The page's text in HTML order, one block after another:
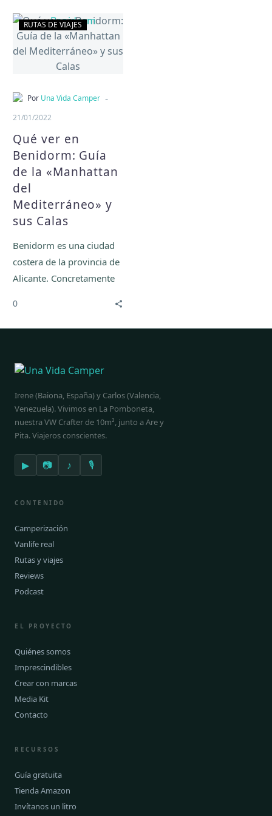
Qué
ver
en
Benidorm:
de
del
Mediterráneo»
y
Calas
RUTAS DE VIAJES
Por Una Vida Camper -
21/01/2022
Qué ver en
Benidorm: Guía
de la «Manhattan
del
Mediterráneo» y
sus Calas
Benidorm es una ciudad
costera de la provincia de
Alicante. Concretamente
hoteles después de
nos dice algo, ¿verdad?
0
Irene (Baiona, España) y Carlos (Valencia,
Venezuela). Vivimos en La Pomboneta,
nuestra VW Crafter de 10m², junto a Are y
Pita. Viajeros conscientes.
▶ 📷 ♪ 🎙
CONTENIDO
Camperización
Vanlife real
Rutas y viajes
Reviews
Podcast
EL PROYECTO
Quiénes somos
Imprescindibles
Crear con marcas
Media Kit
Contacto
RECURSOS
Guía gratuita
Tienda Amazon
Invítanos un litro